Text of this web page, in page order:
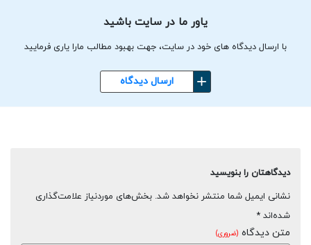
یاور ما در سایت باشید
با ارسال دیدگاه های خود در سایت، جهت بهبود مطالب مارا یاری فرمایید
ارسال دیدگاه
دیدگاهتان را بنویسید
نشانی ایمیل شما منتشر نخواهد شد. بخش‌های موردنیاز علامت‌گذاری
شده‌اند *
متن دیدگاه (ضروری)